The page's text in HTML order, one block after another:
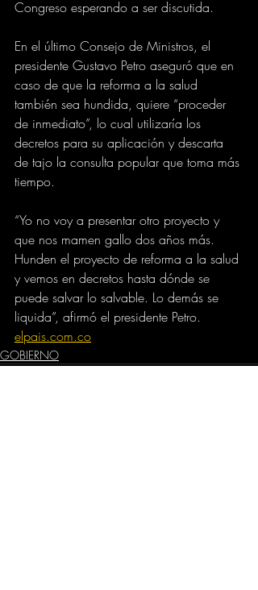
Congreso esperando a ser discutida.
En el último Consejo de Ministros, el
presidente Gustavo Petro aseguró que en
caso de que la reforma a la salud
también sea hundida, quiere “proceder
de inmediato”, lo cual utilizaría los
decretos para su aplicación y descarta
de tajo la consulta popular que toma más
tiempo.
“Yo no voy a presentar otro proyecto y
que nos mamen gallo dos años más.
Hunden el proyecto de reforma a la salud
y vemos en decretos hasta dónde se
puede salvar lo salvable. Lo demás se
liquida”, afirmó el presidente Petro.
elpais.com.co
GOBIERNO